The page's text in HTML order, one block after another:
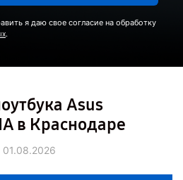
я даю свое согласие на обработку
.
Asus
в Краснодаре
01.08.2026